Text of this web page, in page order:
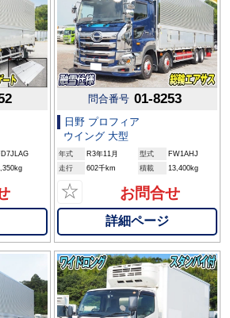
問合番号 01-8253
日野 プロフィア
ウイング 大型
年式 R3年11月 型式
FW1AHJ
走行
602千km 積載 13,400kg
☆ お問合せ
詳細ページ